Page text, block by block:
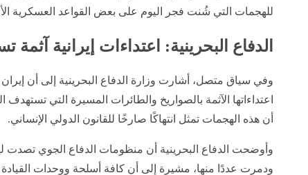
للهجمات التي شُنت فجر اليوم على بعض القواعد العسكرية
الدفاع البحرينية: اعتداءات إيرانية آثمة
وفي سياق متصل، أشارت وزارة الدفاع البحرينية إلى أن إيران
اعتداءاتها الآثمة بالصواريخ والطائرات المسيرة التي
أن هذه الهجمات تمثل انتهاكًا صارخًا للقانون الدولي الإنساني.
وأوضحت الدفاع البحرينية أن منظومات الدفاع الجوي تصدت
ودمرت عددًا منها، مشيرة إلى أن كافة أسلحة ووحدات